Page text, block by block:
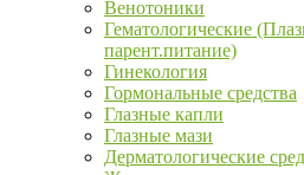
Венотоники
Гематологические
парент.питание)
Гинекология
Гормональные средства
Глазные капли
Глазные мази
Дерматологические